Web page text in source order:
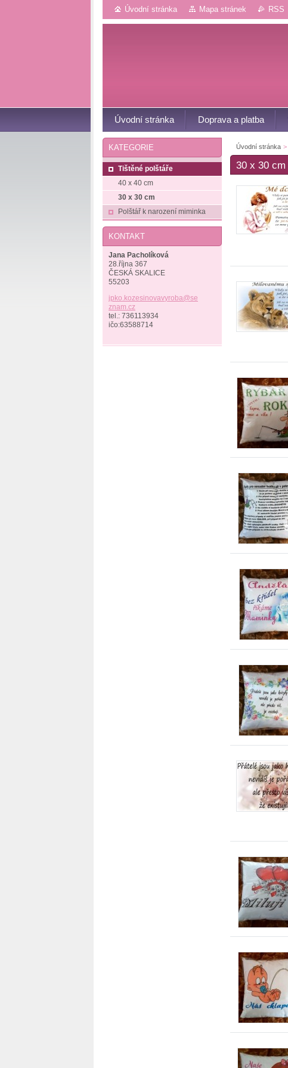
Úvodní stránka Mapa stránek RSS
Úvodní stránka Doprava a platba
Úvodní stránka >
30 x 30 cm
KATEGORIE
Tištěné polštáře
40 x 40 cm
30 x 30 cm
Polštář k narození miminka
KONTAKT
Jana Pacholíková
28.října 367
ČESKÁ SKALICE
55203
jpko.kozesinovavyroba@se
znam.cz
tel.: 736113934
ičo:63588714